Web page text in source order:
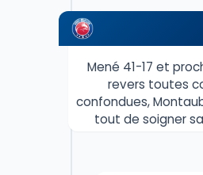
Mené 41-17 et
revers toutes
confondues,
tout de soigner